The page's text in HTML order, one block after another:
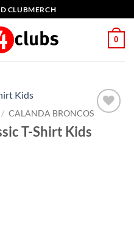
CLUBMERCH
0
wishlist
/ CALANDA BRONCOS
T-Shirt Kids